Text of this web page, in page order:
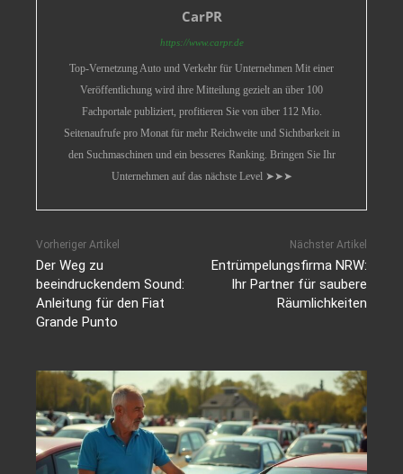
CarPR
https://www.carpr.de
Top-Vernetzung Auto und Verkehr für Unternehmen Mit einer
Veröffentlichung wird ihre Mitteilung gezielt an über 100
Fachportale publiziert, profitieren Sie von über 112 Mio.
Seitenaufrufe pro Monat für mehr Reichweite und Sichtbarkeit in
den Suchmaschinen und ein besseres Ranking. Bringen Sie Ihr
Unternehmen auf das nächste Level ➤➤➤
Vorheriger Artikel
Der Weg zu
beeindruckendem Sound:
Anleitung für den Fiat
Grande Punto
Nächster Artikel
Entrümpelungsfirma NRW:
Ihr Partner für saubere
Räumlichkeiten